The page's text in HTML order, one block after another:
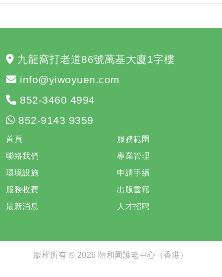
九龍窩打老道86號萬基大廈1字樓
info@yiwoyuen.com
852-3460 4994
852-9143 9359
首頁
聯絡我們
環境設施
服務收費
最新消息
服務範圍
專業管理
申請手續
出版書籍
人才招聘
版權所有 © 2026 頤和園護老中心（香港）